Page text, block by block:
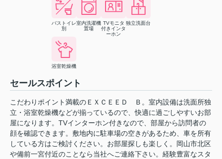
バストイレ
別
室内洗濯機
置場
TVモニタ
付きインタ
ーホン
独立洗面台
浴室乾燥機
セールスポイント
こだわりポイント満載のＥＸＣＥＥＤ Ｂ。室内設備は洗面所独
立・浴室乾燥機などが揃っているので、快適に過ごしやすいお部
屋になります。TVインターホン付きなので、部屋から訪問者の
顔を確認できます。敷地内に駐車場の空きがあるため、車を所有
している方はご検討ください。お部屋探しも楽しく。岡山市北区
や備前一宮付近のことなら当社へご連絡下さい。経験豊富なスタ